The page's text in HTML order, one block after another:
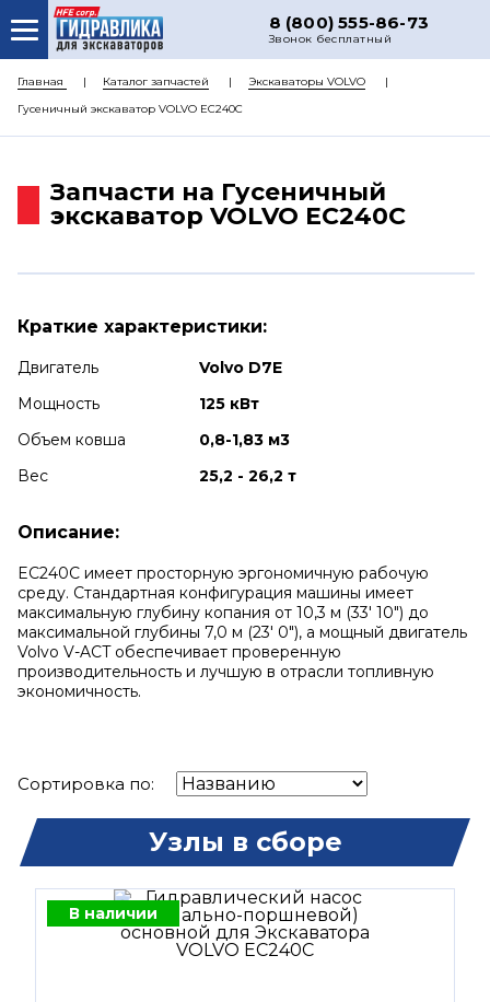
8 (800) 555-86-73
Звонок бесплатный
О НАС
КАТАЛОГ ЗАПЧАСТЕЙ
ДОСТАВКА
Главная Каталог запчастей
Экскаваторы VOLVO
Гусеничный экскаватор VOLVO EC240C
Запчасти на Гусеничный
экскаватор VOLVO EC240C
Краткие характеристики:
Двигатель
Volvo D7E
Мощность
125 кВт
Объем ковша
0,8-1,83 м3
Вес
25,2 - 26,2 т
Описание:
EC240C имеет просторную эргономичную рабочую
среду. Стандартная конфигурация машины имеет
максимальную глубину копания от 10,3 м (33' 10") до
максимальной глубины 7,0 м (23' 0"), а мощный двигатель
Volvo V-ACT обеспечивает проверенную
производительность и лучшую в отрасли топливную
экономичность.
Сортировка по:
Узлы в сборе
В наличии